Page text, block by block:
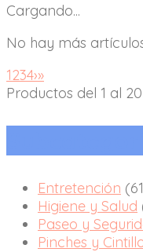
Cargando...
No hay más
1234›»
Productos del 1 al
Entretención
Higiene y Salud
Paseo y
Pinches y